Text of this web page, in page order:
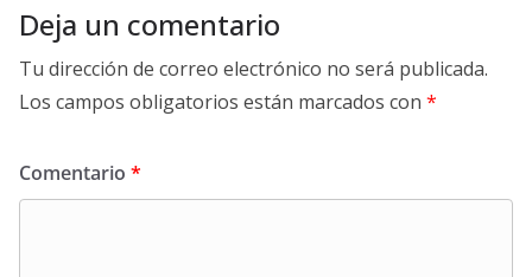
Deja un comentario
Tu dirección de correo electrónico no será publicada.
Los campos obligatorios están marcados con *
Comentario *